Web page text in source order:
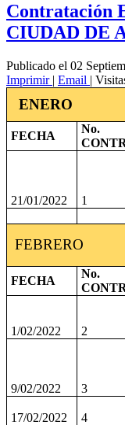
Contratación
CIUDAD DE
Publicado el 02
Imprimir | Email |
ENERO
FECHA
No.
21/01/2022 1
FEBRERO
FECHA
No.
1/02/2022 2
9/02/2022 3
17/02/2022 4